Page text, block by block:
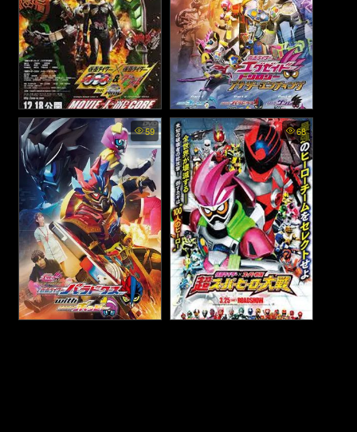
Kamen Rider × Kamen Rider
OOO & W feat. Skull: Movie
War Core - มาสค์ไรเดอร์ ×
มาสค์ไรเดอร์ โอส & ดับเบิล
feat. สคัล: มูฟวี่ แวอร์ คอร์
(2010)
Kamen Rider Ex-Aid Trilogy:
Another Ending - Part I:
Brave & Snipe - มาสค์ไรเดอร์
เอ็กเซด ไตรโลจี้: อนาเธอร์
เอนดิ้ง - เบรฟ และ สไนป์
(2018)
59 68